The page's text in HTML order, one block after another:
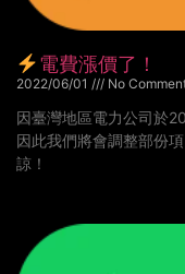
電費漲價了！
2022/06/01 No
因臺灣地區電力公司於
因此我們將會調整部份
諒！